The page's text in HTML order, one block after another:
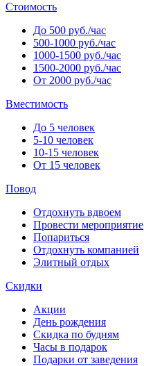
Стоимость
До 500 руб./час
500-1000 руб./час
1000-1500 руб./час
1500-2000 руб./час
От 2000 руб./час
Вместимость
До 5 человек
5-10 человек
10-15 человек
От 15 человек
Повод
Отдохнуть вдвоем
Провести мероприятие
Попариться
Отдохнуть компанией
Элитный отдых
Скидки
Акции
День рождения
Скидка по будням
Часы в подарок
Подарки от заведения